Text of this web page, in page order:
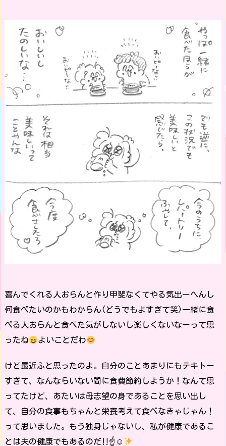
喜んでくれる人おらんと作り甲斐なくてやる気出ーへんし
何食べたいのかもわからん(どうでもよすぎて笑)一緒に食
べる人おらんと食べた気がしないし楽しくないなーって思
ったね
よいことだわ
けど最近ふと思ったのよ。自分のことあまりにもテキトー
すぎて、なんならいない間に食費節約しようか！なんて思
ってたけど、あたいは母志望の身であることを思い出し
て、自分の食事もちゃんと栄養考えて食べなきゃじゃん！
って思いました。もう独身じゃないし、私が健康であるこ
とは夫の健康でもあるのだ‼︎☝ ☺︎